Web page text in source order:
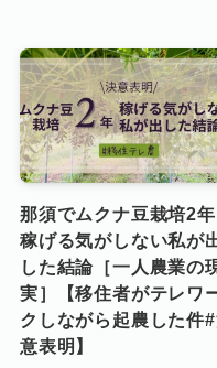
那須でムクナ豆栽培2年
稼げる気がしない私が
した結論［一人農業の
実］【移住者がテレワ
クしながら起農した件
意表明】